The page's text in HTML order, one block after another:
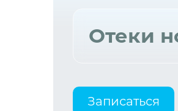
Отеки
Записаться